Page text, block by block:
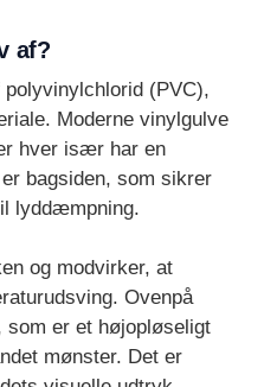
af?
(PVC),
Moderne vinylgulve
hver især har en
bagsiden, som sikrer
lyddæmpning.
og modvirker, at
Ovenpå
som er et højopløseligt
mønster. Det er